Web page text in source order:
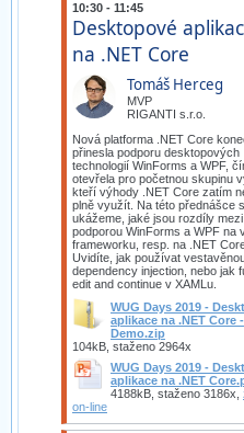
10:30 - 11:45
Desktopové
na .NET Core
Tomáš Herceg
MVP
RIGANTI s.r.o.
Nová platforma .NET Core
přinesla podporu desktopových
technologií WinForms a WPF,
otevřela pro početnou skupinu
kteří výhody .NET Core zatím
plně využít. Na této přednášce
ukážeme, jaké jsou rozdíly mezi
podporou WinForms a WPF na
frameworku, resp. na .NET
Uvidíte, jak používat
dependency injection, nebo jak
edit and continue v XAMLu.
WUG Days 2019 -
aplikace na .NET Core -
Demo.zip
104kB, staženo 2964x
WUG Days 2019 -
aplikace na .NET
4188kB, staženo 3186x,
on-line